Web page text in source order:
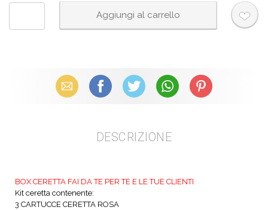
Email Facebook X (Twitter) WhatsAppPinterest
DESCRIZIONE
BOX CERETTA FAI DA TE PER TE E LE TUE CLIENTI
Kit ceretta contenente:
3 CARTUCCE CERETTA ROSA